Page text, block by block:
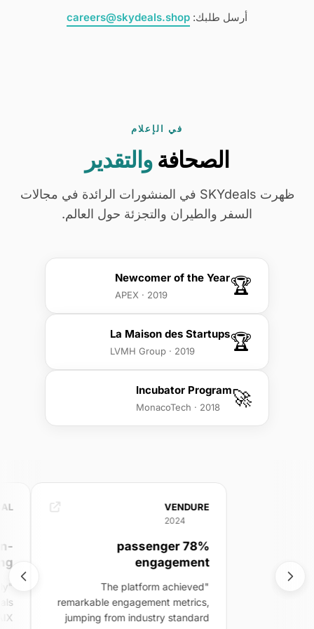
وعالية الأداء محسّنة للنطاق المنخفض.
تنسيق عمليات النشر مع عملاء المؤسسات. إدارة الجداول
أرسل طلبك: careers@skydeals.shop
في الإعلام
الصحافةوالتقدير
ظهرت SKYdeals في المنشورات الرائدة في مجالات
السفر والطيران والتجزئة حول العالم.
🏆
Newcomer of the Year
APEX · 2019
🏆
La Maison des Startups
LVMH Group · 2019
🚀
Incubator Program
MonacoTech · 2018
VENDURE
2024
78% passenger
engagement
"The platform achieved
remarkable engagement metrics,
jumping from industry standard